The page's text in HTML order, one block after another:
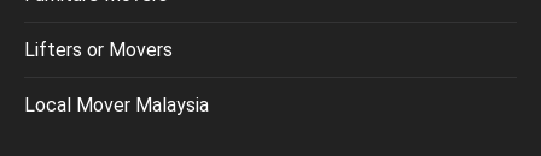
Lifters or Movers
Local Mover Malaysia